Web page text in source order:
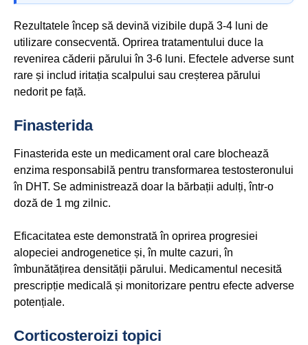
Rezultatele încep să devină vizibile după 3-4 luni de
utilizare consecventă. Oprirea tratamentului duce la
revenirea căderii părului în 3-6 luni. Efectele adverse sunt
rare și includ iritația scalpului sau creșterea părului
nedorit pe față.
Finasterida
Finasterida este un medicament oral care blochează
enzima responsabilă pentru transformarea testosteronului
în DHT. Se administrează doar la bărbații adulți, într-o
doză de 1 mg zilnic.
Eficacitatea este demonstrată în oprirea progresiei
alopeciei androgenetice și, în multe cazuri, în
îmbunătățirea densității părului. Medicamentul necesită
prescripție medicală și monitorizare pentru efecte adverse
potențiale.
Corticosteroizi topici